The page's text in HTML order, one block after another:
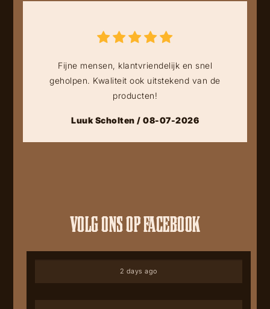
Fijne mensen, klantvriendelijk en snel
geholpen. Kwaliteit ook uitstekend van de
producten!
Luuk Scholten / 08-07-2026
VOLG ONS OP FACEBOOK
2 days ago